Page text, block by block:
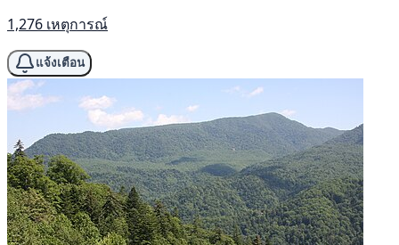
1,276 เหตุการณ์
แจ้งเตือน